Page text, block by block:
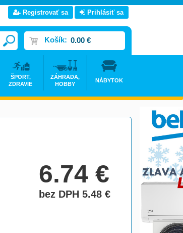
6.74€
bez DPH 5.48€
Registrovať sa Prihlásiť sa
Košík: 0.00 €
ŠPORT,
ZDRAVIE
ZÁHRADA,
HOBBY
NÁBYTOK